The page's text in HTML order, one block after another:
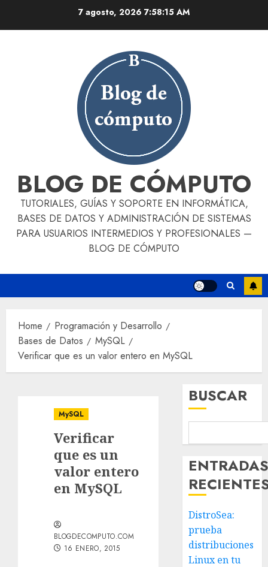
7 agosto, 2026 7:58:16 AM
BLOG DE CÓMPUTO
TUTORIALES, GUÍAS Y SOPORTE EN INFORMÁTICA,
BASES DE DATOS Y ADMINISTRACIÓN DE SISTEMAS
PARA USUARIOS INTERMEDIOS Y PROFESIONALES —
BLOG DE CÓMPUTO
Home
Programación y Desarrollo
Bases de Datos
MySQL
Verificar que es un valor entero en MySQL
MySQL
Verificar
que es un
valor entero
en MySQL
BLOGDECOMPUTO.COM
16 ENERO, 2015
BUSCAR
DistroSea:
prueba
distribuciones
Linux en tu